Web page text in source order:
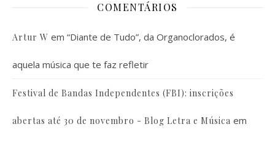
COMENTÁRIOS
Artur W em “Diante de Tudo”, da Organoclorados, é
aquela música que te faz refletir
Festival de Bandas Independentes (FBI): inscrições
abertas até 30 de novembro - Blog Letra e Música em